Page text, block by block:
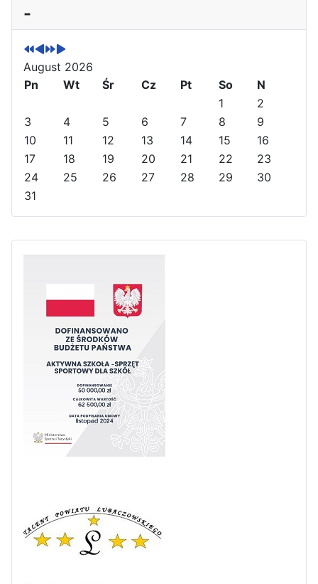
-
r
e
v
i
o
s
Y
e
a
e
v
i
o
M
o
n
h
x
t
Y
x
t
M
August 2026
Pn
Wt Śr Cz Pt So
N
1
2
3
4 5 6 7 8
9
10
11 12 13 14 15
16
17
18 19 20 21 22
23
24
25 26 27 28 29
30
31